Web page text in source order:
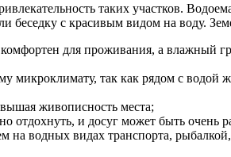
таких участков.
беседку с красивым видом на воду.
для проживания, а влажный
так как рядом с водой
живописность места;
отдохнуть, и досуг может быть очень
на водных видах транспорта,